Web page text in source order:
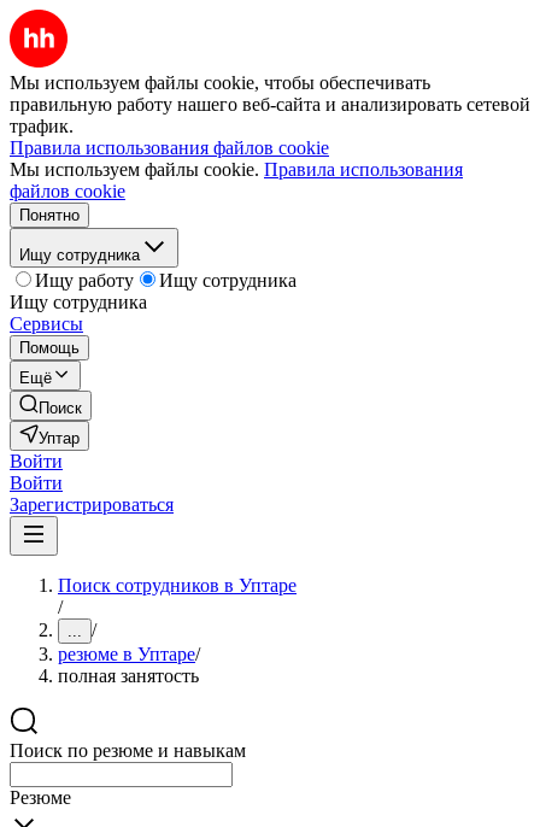
Мы используем файлы cookie, чтобы обеспечивать
правильную работу нашего веб-сайта и анализировать сетевой
трафик.
Правила использования файлов cookie
Мы используем файлы cookie. Правила использования
файлов cookie
Понятно
Ищу сотрудника
Ищу работу
Ищу сотрудника
Ищу сотрудника
Сервисы
Помощь
Ещё
Поиск
Уптар
Войти
Войти
Зарегистрироваться
Поиск сотрудников в Уптаре
/
... /
резюме в Уптаре/
полная занятость
Поиск по резюме и навыкам
Резюме